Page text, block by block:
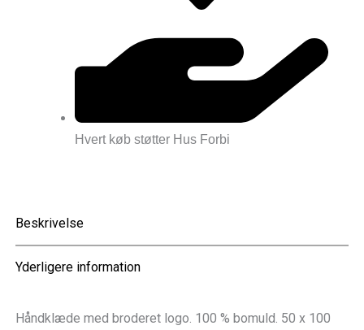
Hvert køb støtter Hus Forbi
Beskrivelse
Yderligere information
Håndklæde med broderet logo. 100 % bomuld. 50 x 100